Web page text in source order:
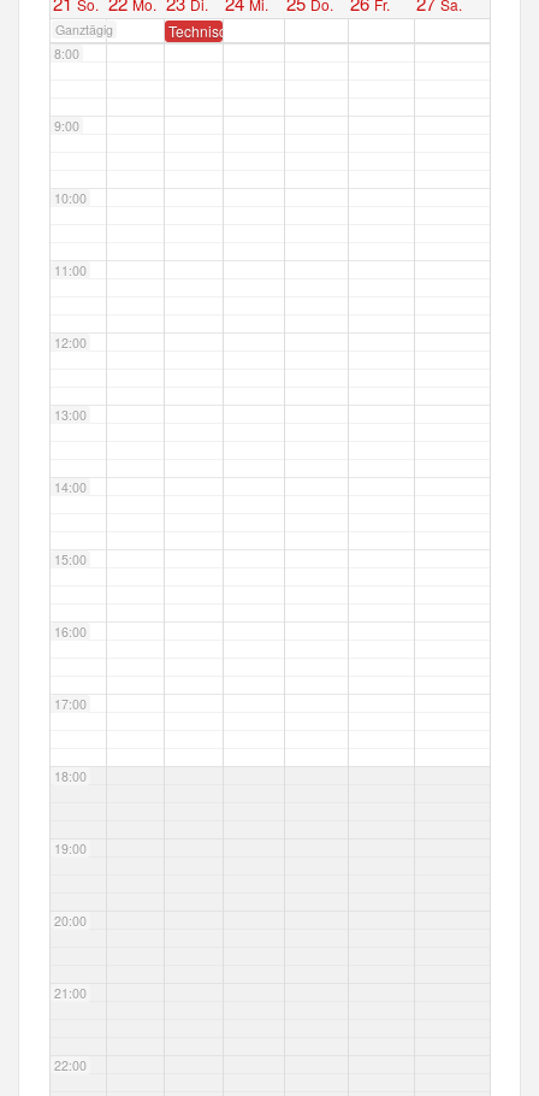
So. Mo. Di. Mi. Do. Fr. Sa.
Ganztägig Technischer Dienst Gruppenführer
8:00
9:00
10:00
11:00
12:00
13:00
14:00
15:00
16:00
17:00
18:00
19:00
20:00
21:00
22:00